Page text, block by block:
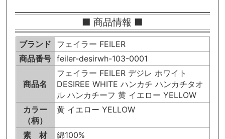
■ 商品情報 ■
ブランド
フェイラー FEILER
商品番号 feiler-desirwh-103-0001
商品名
フェイラー FEILER デジレ ホワイト
DESIREE WHITE ハンカチ ハンカチタオ
ル ハンカチーフ 黄 イエロー YELLOW
カラー
（柄）
黄 イエロー YELLOW
素 材
綿100%